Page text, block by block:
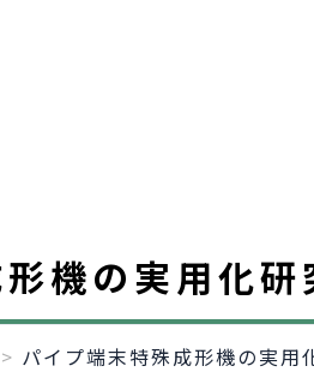
機の実用化研
> パイプ端末特殊成形機の実用